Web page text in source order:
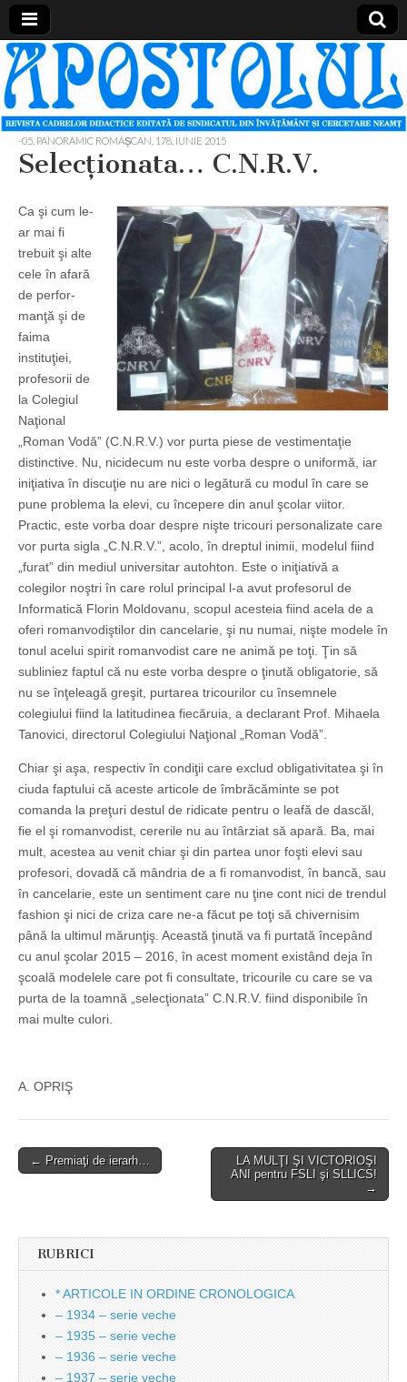
Apostolul
Revista
cadrelor
didactice
din
judetul
Neamt
-05. PANORAMIC ROMAȘCAN 178, IUNIE 2015
Selecţionata… C.N.R.V.
Ca şi cum le-
ar mai fi
trebuit şi alte
cele în afară
de perfor-
manţă şi de
faima
instituţiei,
profesorii de
la Colegiul
Naţional
„Roman Vodă” (C.N.R.V.) vor purta piese de vestimentaţie
distinctive. Nu, nicidecum nu este vorba despre o uniformă, iar
iniţiativa în discuţie nu are nici o legătură cu modul în care se
pune problema la elevi, cu începere din anul şcolar viitor.
Practic, este vorba doar despre nişte tricouri personalizate care
vor purta sigla „C.N.R.V.”, acolo, în dreptul inimii, modelul fiind
„furat” din mediul universitar autohton. Este o iniţiativă a
colegilor noştri în care rolul principal l-a avut profesorul de
Informatică Florin Moldovanu, scopul acesteia fiind acela de a
oferi romanvodiştilor din cancelarie, şi nu numai, nişte modele în
tonul acelui spirit romanvodist care ne animă pe toţi. Ţin să
subliniez faptul că nu este vorba despre o ţinută obligatorie, să
nu se înţeleagă greşit, purtarea tricourilor cu însemnele
colegiului fiind la latitudinea fiecăruia, a declarant Prof. Mihaela
Tanovici, directorul Colegiului Naţional „Roman Vodă”.
Chiar şi aşa, respectiv în condiţii care exclud obligativitatea şi în
ciuda faptului că aceste articole de îmbrăcăminte se pot
comanda la preţuri destul de ridicate pentru o leafă de dascăl,
fie el şi romanvodist, cererile nu au întârziat să apară. Ba, mai
mult, acestea au venit chiar şi din partea unor foşti elevi sau
profesori, dovadă că mândria de a fi romanvodist, în bancă, sau
în cancelarie, este un sentiment care nu ţine cont nici de trendul
fashion şi nici de criza care ne-a făcut pe toţi să chivernisim
până la ultimul mărunţiş. Această ţinută va fi purtată începând
cu anul şcolar 2015 – 2016, în acest moment existând deja în
şcoală modelele care pot fi consultate, tricourile cu care se va
purta de la toamnă „selecţionata” C.N.R.V. fiind disponibile în
mai multe culori.
A. OPRIŞ
Post
← Premiaţi de ierarh…
LA MULŢI ŞI VICTORIOŞI
ANI pentru FSLI şi SLLICS!
→
RUBRICI
* ARTICOLE IN ORDINE CRONOLOGICA
– 1934 – serie veche
– 1935 – serie veche
– 1936 – serie veche
– 1937 – serie veche